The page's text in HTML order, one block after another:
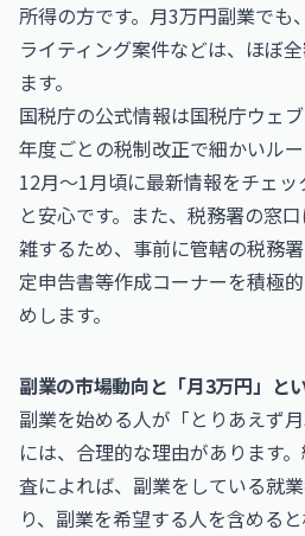
所得の方です。月3万円副業でも
ライティング案件などは、ほぼ
ます。
国税庁の公式情報は国税庁ウェ
年度ごとの税制改正で細かいル
12月〜1月頃に最新情報をチェ
と安心です。また、税務署の窓
雑するため、事前に管轄の税務
定申告書等作成コーナーを積極
めします。
副業の市場動向と「月3万円」と
副業を始める人が「とりあえず
には、合理的な理由があります
査によれば、副業をしている就
り、副業を希望する人を含める